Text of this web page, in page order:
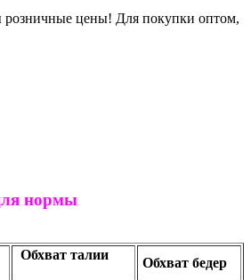
розничные цены! Для покупки оптом,
нормы
Обхват талии
Обхват бедер